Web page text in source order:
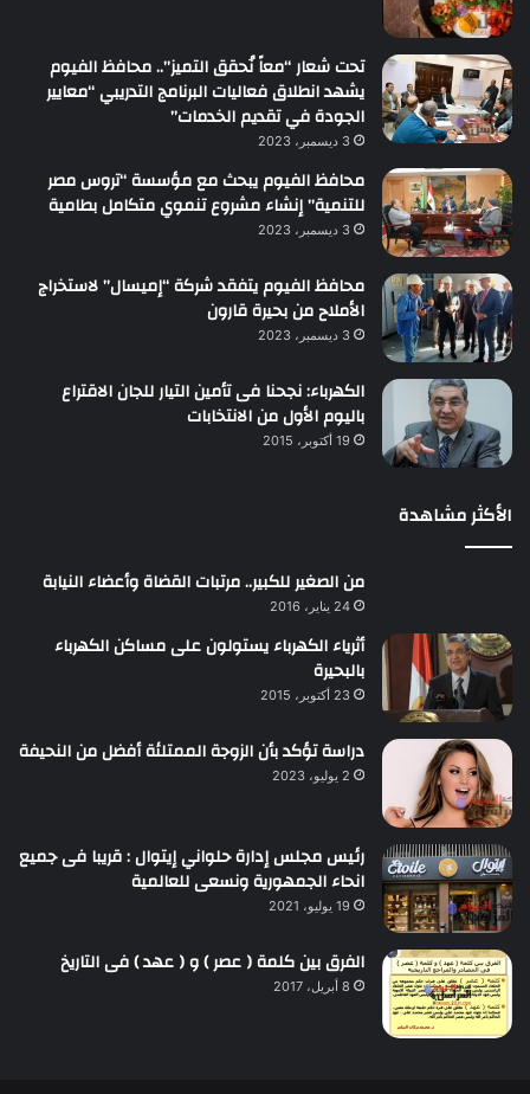
تحت شعار “معاً نُحقق التميز”.. محافظ الفيوم
يشهد انطلاق فعاليات البرنامج التدريبي “معايير
الجودة في تقديم الخدمات”
3 ديسمبر، 2023
محافظ الفيوم يبحث مع مؤسسة “تروس مصر
للتنمية” إنشاء مشروع تنموي متكامل بطامية
3 ديسمبر، 2023
محافظ الفيوم يتفقد شركة “إميسال” لاستخراج
الأملاح من بحيرة قارون
3 ديسمبر، 2023
الكهرباء: نجحنا فى تأمين التيار للجان الاقتراع
باليوم الأول من الانتخابات
19 أكتوبر، 2015
الأكثر مشاهدة
من الصغير للكبير.. مرتبات القضاة وأعضاء النيابة
24 يناير، 2016
أثرياء الكهرباء يستولون على مساكن الكهرباء
بالبحيرة
23 أكتوبر، 2015
دراسة تؤكد بأن الزوجة الممتلئة أفضل من النحيفة
2 يوليو، 2023
رئيس مجلس إدارة حلواني إيتوال : قريبا فى جميع
انحاء الجمهورية ونسعى للعالمية
19 يوليو، 2021
الفرق بين كلمة ( عصر ) و ( عهد ) فى التاريخ
8 أبريل، 2017